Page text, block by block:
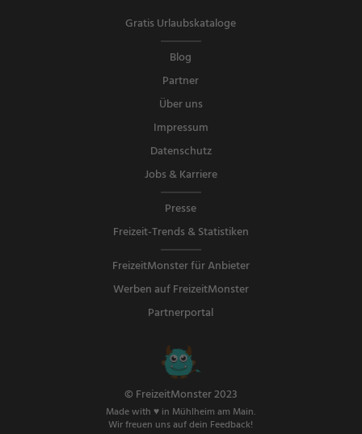
Gratis Urlaubskataloge
Blog
Partner
Über uns
Impressum
Datenschutz
Jobs & Karriere
Presse
Freizeit-Trends & Statistiken
FreizeitMonster für Anbieter
Werben auf FreizeitMonster
Partnerportal
© FreizeitMonster 2023
Made with ♥ in Mühlheim am Main.
Wir freuen uns auf dein Feedback!